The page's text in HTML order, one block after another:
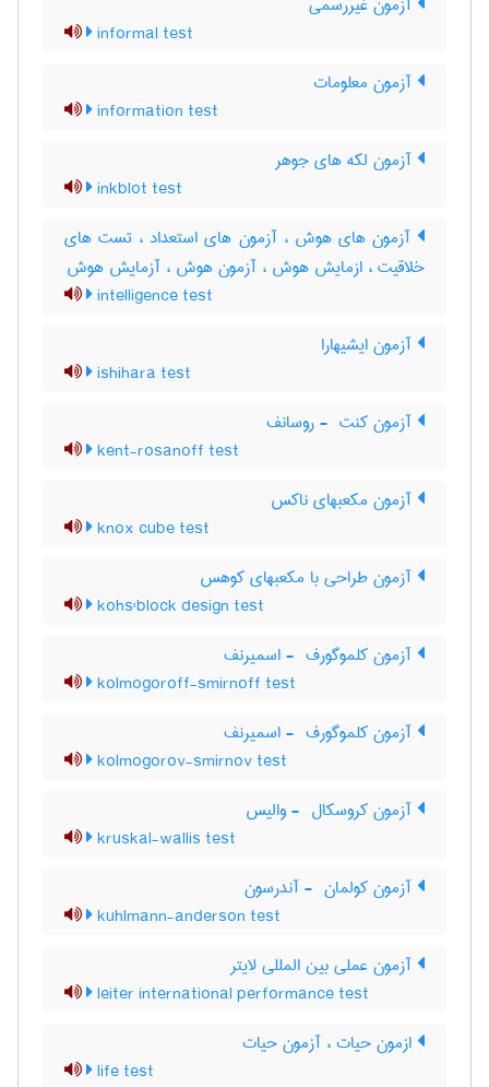
informal test
آزمون معلومات
information test
آزمون لکه های جوهر
inkblot test
آزمون های هوش ، آزمون های استعداد ، تست های
خلاقیت ، ازمایش هوش ، آزمون هوش ، آزمایش هوش
intelligence test
آزمون ایشیهارا
ishihara test
آزمون کنت ‎ - روسانف
kent-rosanoff test
آزمون مکعبهای ناکس
knox cube test
آزمون طراحی با مکعبهای کوهس
kohs'block design test
آزمون کلموگورف ‎ - اسمیرنف
kolmogoroff-smirnoff test
آزمون کلموگورف ‎ - اسمیرنف
kolmogorov-smirnov test
آزمون کروسکال ‎ - والیس
kruskal-wallis test
آزمون کولمان ‎ - آندرسون
kuhlmann-anderson test
آزمون عملی بین المللی لایتر
leiter international performance test
ازمون حیات ، آزمون حیات
life test